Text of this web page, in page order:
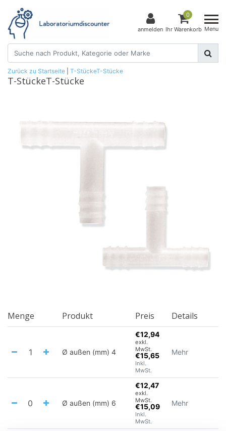
anmelden
0
Ihr Warenkorb Menu
Zurück zu Startseite T-StückeT-Stücke
T-StückeT-Stücke
Menge Produkt Preis Details
Ø außen (mm) 4
€12,94
exkl.
MwSt.
€15,65
Inkl.
MwSt.
Mehr
Ø außen (mm) 6
€12,47
exkl.
MwSt.
€15,09
Inkl.
MwSt.
Mehr